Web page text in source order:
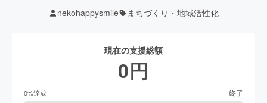
nekohappysmile まちづくり・地域活性化
現在の支援総額
0円
0%達成 終了